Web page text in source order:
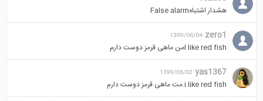
هشدار اشتباهFalse alarm
zero1
1399/06/04
I like red fishمن ماهی قرمز دوست دارم
yas1367
1399/06/02
i like red fish.مت ماهی قرمز دوست دارم